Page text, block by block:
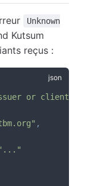
Unknown
Kutsum
reçus :
or client_id"
,